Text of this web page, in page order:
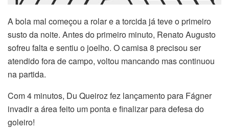
A bola mal começou a rolar e a torcida já teve o primeiro
susto da noite. Antes do primeiro minuto, Renato Augusto
sofreu falta e sentiu o joelho. O camisa 8 precisou ser
atendido fora de campo, voltou mancando mas continuou
na partida.
Com 4 minutos, Du Queiroz fez lançamento para Fágner
invadir a área feito um ponta e finalizar para defesa do
goleiro!